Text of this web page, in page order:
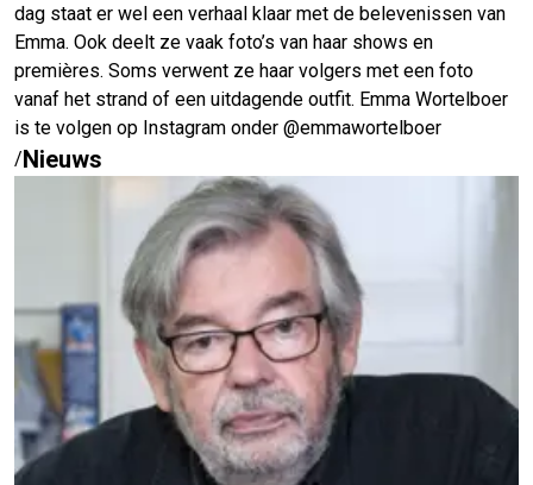
dag staat er wel een verhaal klaar met de belevenissen van
Emma. Ook deelt ze vaak foto’s van haar shows en
premières. Soms verwent ze haar volgers met een foto
vanaf het strand of een uitdagende outfit. Emma Wortelboer
is te volgen op Instagram onder @emmawortelboer
/Nieuws